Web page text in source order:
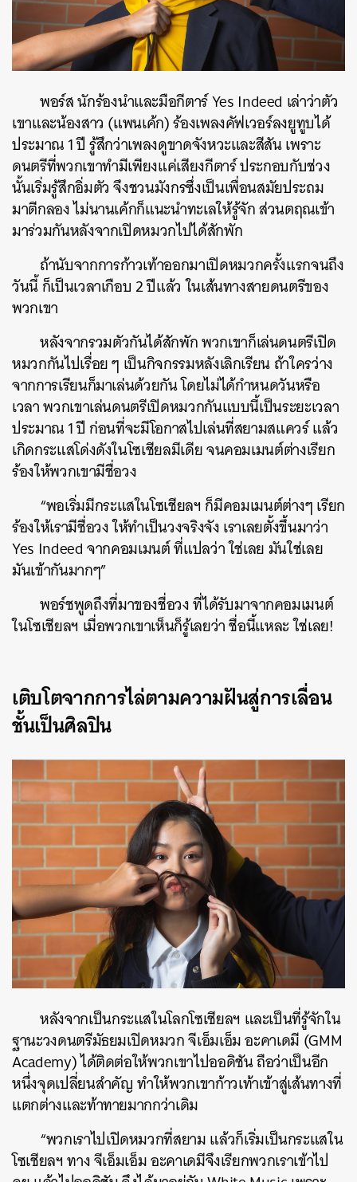
พอร์ส นักร้องนำและมือกีตาร์ Yes Indeed เล่าว่าตัว
เขาและน้องสาว (แพนเค้ก) ร้องเพลงคัฟเวอร์ลงยูทูบได้
ประมาณ 1 ปี รู้สึกว่าเพลงดูขาดจังหวะและสีสัน เพราะ
ดนตรีที่พวกเขาทำมีเพียงแค่เสียงกีตาร์ ประกอบกับช่วง
นั้นเริ่มรู้สึกอิ่มตัว จึงชวนมังกรซึ่งเป็นเพื่อนสมัยประถม
มาตีกลอง ไม่นานเค้กก็แนะนำทะเลให้รู้จัก ส่วนตฤณเข้า
มาร่วมกันหลังจากเปิดหมวกไปได้สักพัก
ถ้านับจากการก้าวเท้าออกมาเปิดหมวกครั้งแรกจนถึง
วันนี้ ก็เป็นเวลาเกือบ 2 ปีแล้ว ในเส้นทางสายดนตรีของ
พวกเขา
หลังจากรวมตัวกันได้สักพัก พวกเขาก็เล่นดนตรีเปิด
หมวกกันไปเรื่อย ๆ เป็นกิจกรรมหลังเลิกเรียน ถ้าใครว่าง
จากการเรียนก็มาเล่นด้วยกัน โดยไม่ได้กำหนดวันหรือ
เวลา พวกเขาเล่นดนตรีเปิดหมวกกันแบบนี้เป็นระยะเวลา
ประมาณ 1 ปี ก่อนที่จะมีโอกาสไปเล่นที่สยามสแควร์ แล้ว
เกิดกระแสโด่งดังในโซเชียลมีเดีย จนคอมเมนต์ต่างเรียก
ร้องให้พวกเขามีชื่อวง
“พอเริ่มมีกระแสในโซเชียลฯ ก็มีคอมเมนต์ต่างๆ เรียก
ร้องให้เรามีชื่อวง ให้ทำเป็นวงจริงจัง เราเลยตั้งขึ้นมาว่า
Yes Indeed จากคอมเมนต์ ที่แปลว่า ใช่เลย มันใช่เลย
มันเข้ากันมากๆ”
พอร์ชพูดถึงที่มาของชื่อวง ที่ได้รับมาจากคอมเมนต์
ในโซเชียลฯ เมื่อพวกเขาเห็นก็รู้เลยว่า ชื่อนี้แหละ ใช่เลย!
เติบโตจากการไล่ตามความฝันสู่การเลื่อน
ชั้นเป็นศิลปิน
หลังจากเป็นกระแสในโลกโซเชียลฯ และเป็นที่รู้จักใน
ฐานะวงดนตรีมัธยมเปิดหมวก จีเอ็มเอ็ม อะคาเดมี (GMM
Academy) ได้ติดต่อให้พวกเขาไปออดิชัน ถือว่าเป็นอีก
หนึ่งจุดเปลี่ยนสำคัญ ทำให้พวกเขาก้าวเท้าเข้าสู่เส้นทางที่
แตกต่างและท้าทายมากกว่าเดิม
“พวกเราไปเปิดหมวกที่สยาม แล้วก็เริ่มเป็นกระแสใน
โซเชียลฯ ทาง จีเอ็มเอ็ม อะคาเดมีจึงเรียกพวกเราเข้าไป